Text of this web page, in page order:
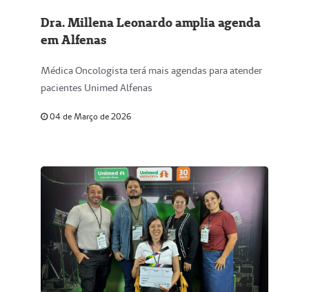
Dra. Millena Leonardo amplia agenda
em Alfenas
Médica Oncologista terá mais agendas para atender
pacientes Unimed Alfenas
04 de Março de 2026